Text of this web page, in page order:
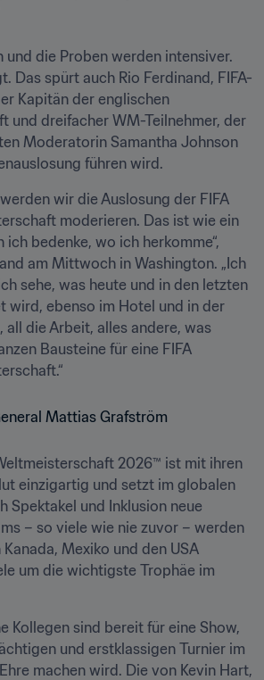
und die Proben werden intensiver.
Das spürt auch Rio Ferdinand, FIFA-
Kapitän der englischen
und dreifacher WM-Teilnehmer, der
Moderatorin Samantha Johnson
führen wird.
wir die Auslosung der FIFA
moderieren. Das ist wie ein
ich bedenke, wo ich herkomme“,
am Mittwoch in Washington. „Ich
sehe, was heute und in den letzten
wird, ebenso im Hotel und in der
all die Arbeit, alles andere, was
Bausteine für eine FIFA
2026™ ist mit ihren
einzigartig und setzt im globalen
Spektakel und Inklusion neue
– so viele wie nie zuvor – werden
Kanada, Mexiko und den USA
um die wichtigste Trophäe im
Kollegen sind bereit für eine Show,
und erstklassigen Turnier im
machen wird. Die von Kevin Hart,